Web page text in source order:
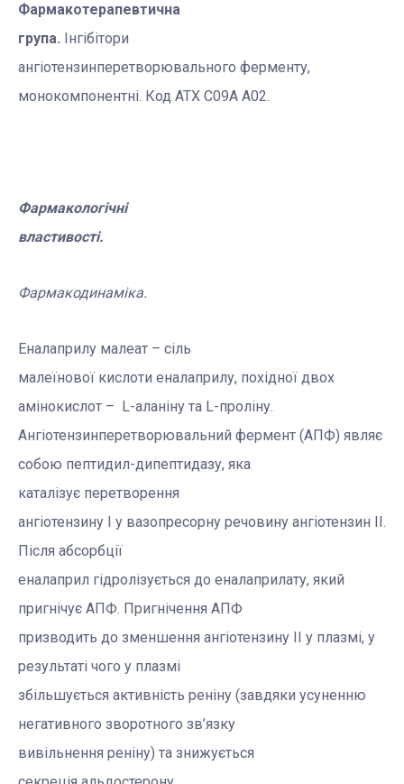
Фармакотерапевтична
група. Інгібітори
ангіотензинперетворювального ферменту,
монокомпонентні. Код АТХ С09А А02.
Фармакологічні
властивості.
Фармакодинаміка.
Еналаприлу малеат – сіль
малеїнової кислоти еналаприлу, похідної двох
амінокислот – L-аланіну та L-проліну.
Ангіотензинперетворювальний фермент (АПФ) являє
собою пептидил-дипептидазу, яка
каталізує перетворення
ангіотензину I у вазопресорну речовину ангіотензин II .
Після абсорбції
еналаприл гідролізується до еналаприлату, який
пригнічує АПФ. Пригнічення АПФ
призводить до зменшення ангіотензину II у плазмі, у
результаті чого у плазмі
збільшується активність реніну (завдяки усуненню
негативного зворотного зв’язку
вивільнення реніну) та знижується